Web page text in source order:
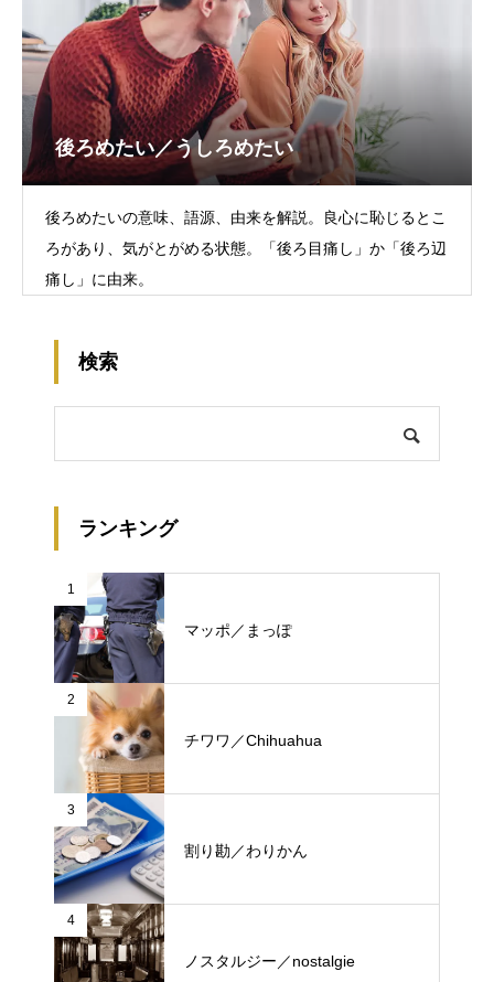
後ろめたい／うしろめたい
後ろめたいの意味、語源、由来を解説。良心に恥じるとこ
ろがあり、気がとがめる状態。「後ろ目痛し」か「後ろ辺
痛し」に由来。
検索
ランキング
1
マッポ／まっぽ
2
チワワ／Chihuahua
3
割り勘／わりかん
4
ノスタルジー／nostalgie